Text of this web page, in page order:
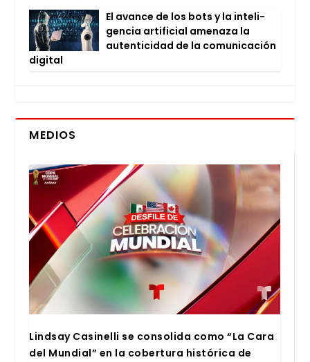
El avan­ce de los bots y la inte­li­
gen­cia arti­fi­cial ame­na­za la
auten­ti­ci­dad de la comu­ni­ca­ción
digi­tal
MEDIOS
Lind­say Casi­ne­lli se con­so­li­da como “La Cara
del Mun­dial” en la cober­tu­ra his­tó­ri­ca de